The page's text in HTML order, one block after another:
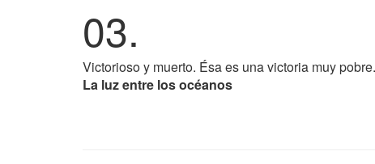
03.
Victorioso y muerto. Ésa es una victoria muy pobre.
La luz entre los océanos